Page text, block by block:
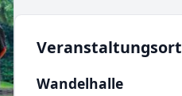
Veranstaltungsort
Wandelhalle